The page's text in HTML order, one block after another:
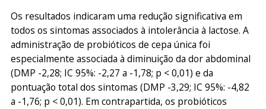
Os resultados indicaram uma redução significativa em
todos os sintomas associados à intolerância à lactose. A
administração de probióticos de cepa única foi
especialmente associada à diminuição da dor abdominal
(DMP -2,28; IC 95%: -2,27 a -1,78; p < 0,01) e da
pontuação total dos sintomas (DMP -3,29; IC 95%: -4,82
a -1,76; p < 0,01). Em contrapartida, os probióticos